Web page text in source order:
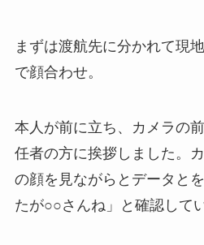
まずは渡航先に分かれて現
で顔合わせ。
本人が前に立ち、カメラの
任者の方に挨拶しました。
の顔を見ながらとデータと
たが○○さんね」と確認して